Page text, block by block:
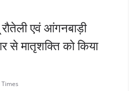
एवं आंगनबाड़ी
से मातृशक्ति को किया
Times